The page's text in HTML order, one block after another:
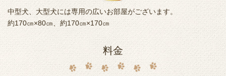
中型犬、大型犬には専用の広いお部屋がございます。
約170㎝×80㎝、約170㎝×170㎝
料金